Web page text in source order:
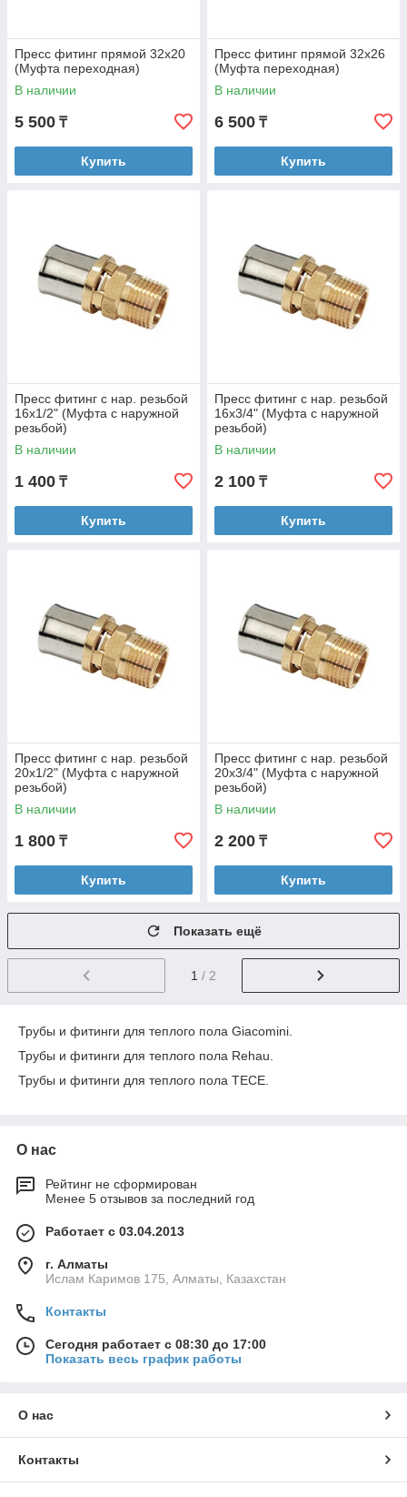
Пресс фитинг прямой 32х20
(Муфта переходная)
В наличии
5 500 ₸
Купить
Пресс фитинг прямой 32х26
(Муфта переходная)
В наличии
6 500 ₸
Купить
Пресс фитинг с нар. резьбой
16х1/2" (Муфта с наружной
резьбой)
В наличии
1 400 ₸
Купить
Пресс фитинг с нар. резьбой
16х3/4" (Муфта с наружной
резьбой)
В наличии
2 100 ₸
Купить
Пресс фитинг с нар. резьбой
20х1/2" (Муфта с наружной
резьбой)
В наличии
1 800 ₸
Купить
Пресс фитинг с нар. резьбой
20х3/4" (Муфта с наружной
резьбой)
В наличии
2 200 ₸
Купить
Показать ещё
1 / 2
Трубы и фитинги для теплого пола Giacomini.
Трубы и фитинги для теплого пола Rehau.
Трубы и фитинги для теплого пола TECE.
О нас
Рейтинг не сформирован
Менее 5 отзывов за последний год
Работает с 03.04.2013
г. Алматы
Ислам Каримов 175, Алматы, Казахстан
Контакты
Сегодня работает с 08:30 до 17:00
Показать весь график работы
О нас
Контакты